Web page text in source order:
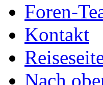
Foren-
Kontakt
Nach